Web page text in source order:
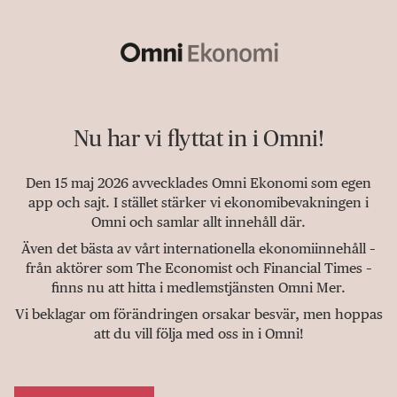
Nu har vi flyttat in i Omni!
Den 15 maj 2026 avvecklades Omni Ekonomi som egen
app och sajt. I stället stärker vi ekonomibevakningen i
Omni och samlar allt innehåll där.
Även det bästa av vårt internationella ekonomiinnehåll –
från aktörer som The Economist och Financial Times –
finns nu att hitta i medlemstjänsten Omni Mer.
Vi beklagar om förändringen orsakar besvär, men hoppas
att du vill följa med oss in i Omni!